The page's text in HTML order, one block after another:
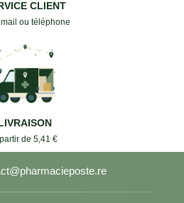
CLIENT
ou téléphone
de 5,41 €